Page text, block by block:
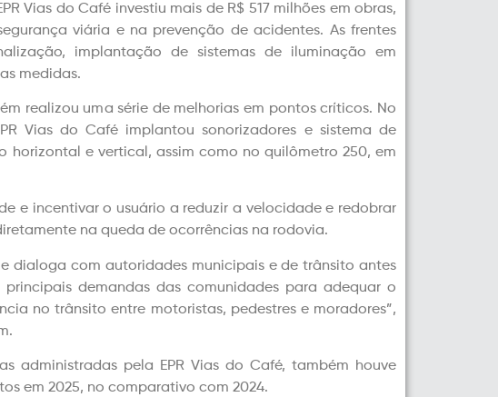
Vias do Café investiu mais de R$ 517 milhões em obras,
viária e na prevenção de acidentes. As frentes
implantação de sistemas de iluminação em
medidas.
realizou uma série de melhorias em pontos críticos. No
Vias do Café implantou sonorizadores e sistema de
e vertical, assim como no quilômetro 250, em
e incentivar o usuário a reduzir a velocidade e redobrar
na queda de ocorrências na rodovia.
e dialoga com autoridades municipais e de trânsito antes
demandas das comunidades para adequar o
no trânsito entre motoristas, pedestres e moradores”,
administradas pela EPR Vias do Café, também houve
em 2025, no comparativo com 2024.